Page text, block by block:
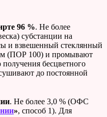
96 %. Не более
субстанции на
и взвешенный стеклянный
(ПОР 100) и промывают
бесцветного
до постоянной
. Не более 3,0 % (ОФС
», способ 1). Для